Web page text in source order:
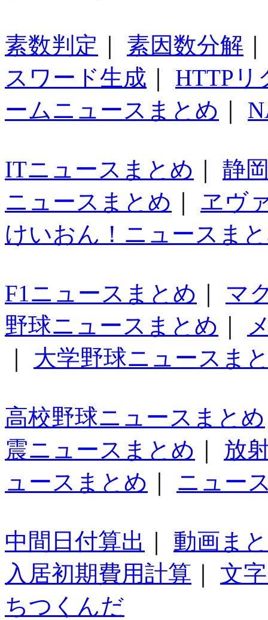
素数判定 素因数分解
スワード生成
HTTPリ
ームニュースまとめ
ITニュースまとめ
静
ニュースまとめ
ヱヴ
けいおん！ニュースま
F1ニュースまとめ
マ
野球ニュースまとめ
大学野球ニュースま
高校野球ニュースまとめ
震ニュースまとめ
放
ュースまとめ
ニュー
中間日付算出
動画ま
入居初期費用計算
文
ちつくんだ